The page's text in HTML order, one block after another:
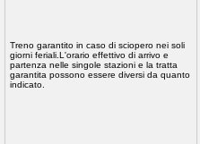
Treno garantito in caso di sciopero nei soli
giorni feriali.L'orario effettivo di arrivo e
partenza nelle singole stazioni e la tratta
garantita possono essere diversi da quanto
indicato.